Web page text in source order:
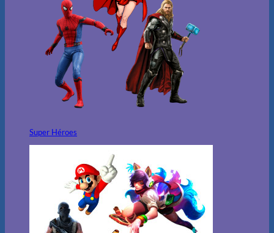
Super Héroes